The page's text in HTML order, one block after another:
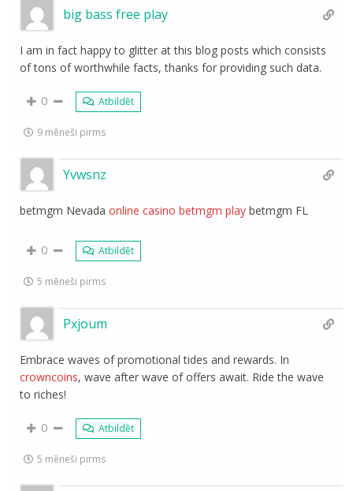
big bass free play
I am in fact happy to glitter at this blog posts which consists
of tons of worthwhile facts, thanks for providing such data.
0 Atbildēt
9 mēneši pirms
Yvwsnz
betmgm Nevadaonline casino betmgm play betmgm FL
0 Atbildēt
5 mēneši pirms
Pxjoum
Embrace waves of promotional tides and rewards. In
crowncoins, wave after wave of offers await. Ride the wave
to riches!
0 Atbildēt
5 mēneši pirms